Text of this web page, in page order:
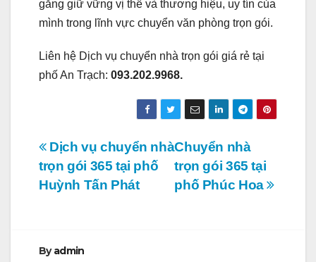
gắng giữ vững vị thế và thương hiệu, uy tín của
mình trong lĩnh vực chuyển văn phòng trọn gói.
Liên hệ Dịch vụ chuyển nhà trọn gói giá rẻ tại
phố An Trạch: 093.202.9968.
Điều
hướng
Chuyển nhà
trọn gói 365 tại
phố Phúc Hoa
Dịch vụ chuyển nhà
trọn gói 365 tại phố
Huỳnh Tấn Phát
Byadmin